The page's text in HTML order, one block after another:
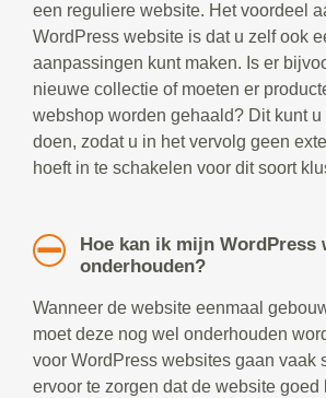
een reguliere website. Het voordeel
WordPress website is dat u zelf ook
aanpassingen kunt maken. Is er
nieuwe collectie of moeten er
webshop worden gehaald? Dit kunt
doen, zodat u in het vervolg geen
hoeft in te schakelen voor dit soort
Hoe kan ik mijn WordPress
onderhouden?
Wanneer de website eenmaal
moet deze nog wel onderhouden
voor WordPress websites gaan vaak
ervoor te zorgen dat de website goed